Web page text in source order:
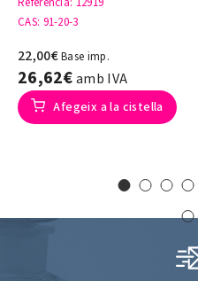
CAS: 91-20-3
22,00€Base imp.
26,62€amb IVA
Afegeix a la cistella